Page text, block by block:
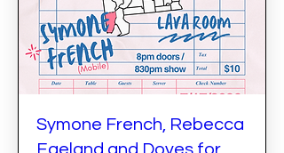
Symone French, Rebecca